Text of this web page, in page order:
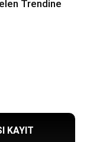
Trendine
KAYIT